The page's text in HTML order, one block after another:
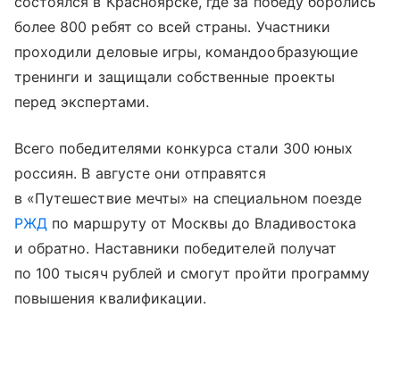
более 800 ребят со всей страны. Участники
проходили деловые игры, командообразующие
тренинги и защищали собственные проекты
перед экспертами.
Всего победителями конкурса стали 300 юных
россиян. В августе они отправятся
в «Путешествие мечты» на специальном поезде
РЖД по маршруту от Москвы до Владивостока
и обратно. Наставники победителей получат
по 100 тысяч рублей и смогут пройти программу
повышения квалификации.